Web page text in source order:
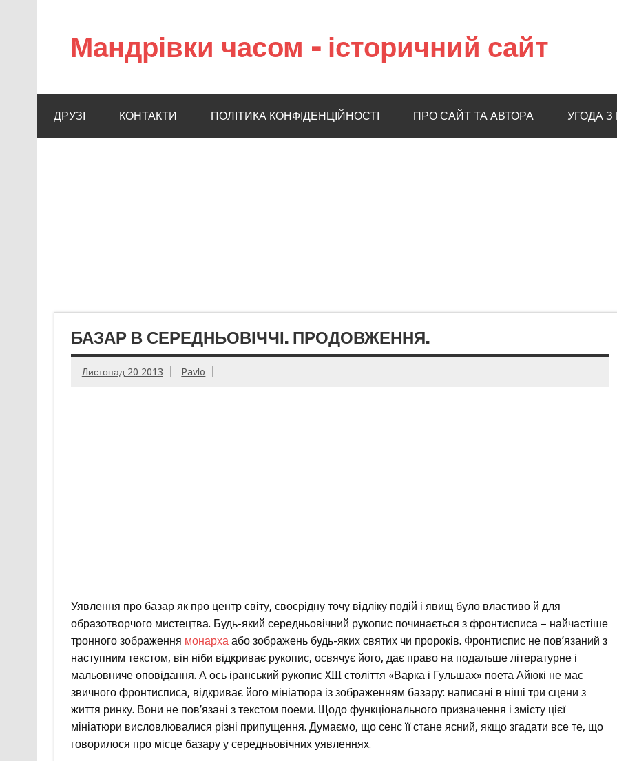
Мандрівки часом – історичний сайт
ДРУЗІ КОНТАКТИ ПОЛІТИКА КОНФІДЕНЦІЙНОСТІ ПРО САЙТ ТА АВТОРА УГОДА
БАЗАР В СЕРЕДНЬОВІЧЧІ. ПРОДОВЖЕННЯ.
Листопад 20 2013 Pavlo
Уявлення про базар як про центр світу, своєрідну точу відліку подій і явищ було властиво й для
образотворчого мистецтва. Будь-який середньовічний рукопис починається з фронтисписа – найчастіше
тронного зображення монархаабо зображень будь-яких святих чи пророків. Фронтиспис не пов’язаний з
наступним текстом, він ніби відкриває рукопис, освячує його, дає право на подальше літературне і
мальовниче оповідання. А ось іранський рукопис XIII століття «Варка і Гульшах» поета Айюкі не має
звичного фронтисписа, відкриває його мініатюра із зображенням базару: написані в ніші три сцени з
життя ринку. Вони не пов’язані з текстом поеми. Щодо функціонального призначення і змісту цієї
мініатюри висловлювалися різні припущення. Думаємо, що сенс її стане ясний, якщо згадати все те, що
говорилося про місце базару у середньовічних уявленнях.